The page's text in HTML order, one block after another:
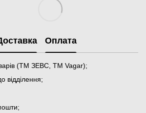
Оплата
(ТМ ЗЕВС, ТМ Vagar);
відділення;